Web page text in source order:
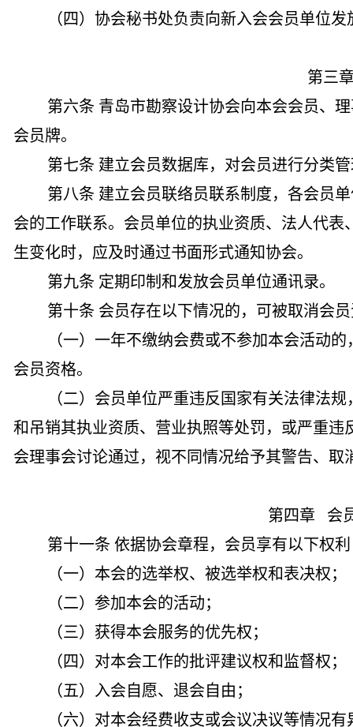
（四）协会秘书处负责向新入会会员单位
第三
第六条 青岛市勘察设计协会向本会会员、
会员牌。
第七条 建立会员数据库，对会员进行分类
第八条 建立会员联络员联系制度，各会员
会的工作联系。会员单位的执业资质、法人代
生变化时，应及时通过书面形式通知协会。
第九条 定期印制和发放会员单位通讯录。
第十条 会员存在以下情况的，可被取消会
（一）一年不缴纳会费或不参加本会活动
会员资格。
（二）会员单位严重违反国家有关法律法
和吊销其执业资质、营业执照等处罚，或严重
会理事会讨论通过，视不同情况给予其警告、取
第四章
会
第十一条 依据协会章程，会员享有以下权
（一）本会的选举权、被选举权和表决权；
（二）参加本会的活动；
（三）获得本会服务的优先权；
（四）对本会工作的批评建议权和监督权；
（五）入会自愿、退会自由；
（六）对本会经费收支或会议决议等情况